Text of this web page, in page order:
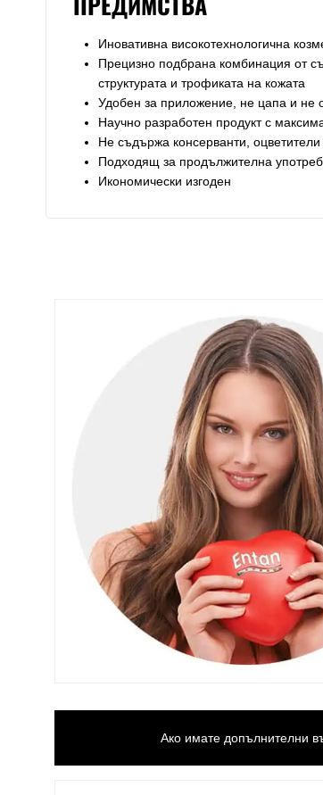
Иновативна високотехнологична
Прецизно подбрана комбинация от
структурата и трофиката на кожата
Удобен за приложение, не цапа и не
Научно разработен продукт с
Не съдържа консерванти,
Подходящ за продължителна
Икономически изгоден
Ако имате допълнителни